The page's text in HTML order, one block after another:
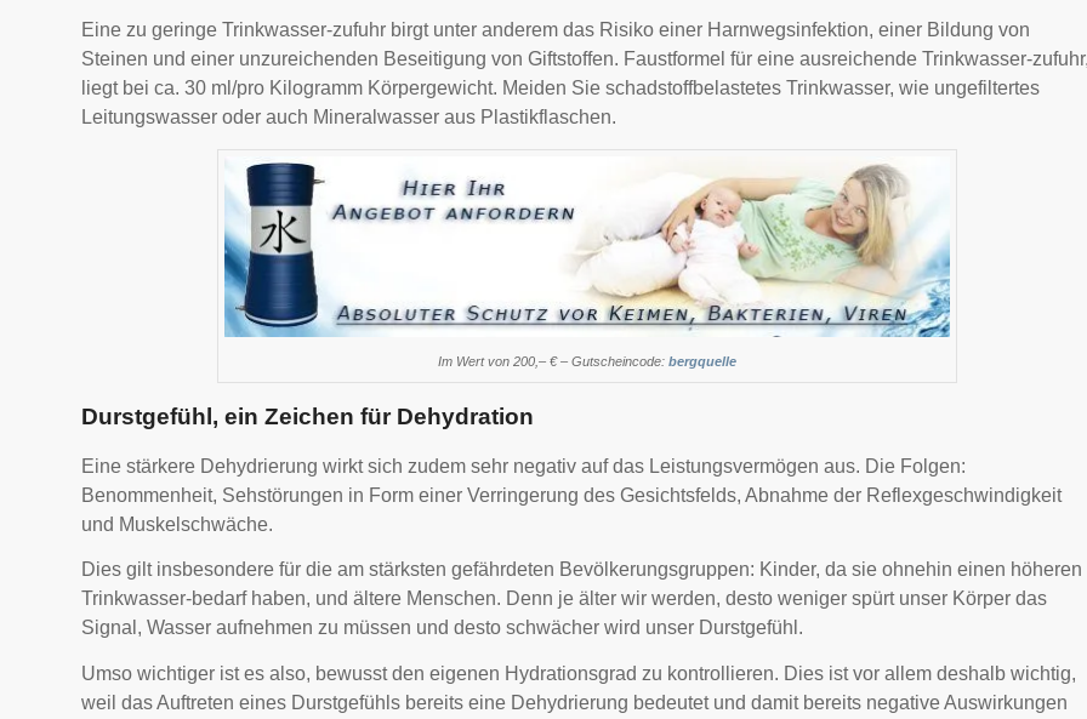
Eine zu geringe Trinkwasser-zufuhr birgt unter anderem das Risiko einer Harnwegsinfektion, einer Bildung von
Steinen und einer unzureichenden Beseitigung von Giftstoffen. Faustformel für eine ausreichende Trinkwasser-
liegt bei ca. 30 ml/pro Kilogramm Körpergewicht. Meiden Sie schadstoffbelastetes Trinkwasser, wie ungefiltertes
Leitungswasser oder auch Mineralwasser aus Plastikflaschen.
Im Wert von 200,– € – Gutscheincode: bergquelle
Durstgefühl, ein Zeichen für Dehydration
Eine stärkere Dehydrierung wirkt sich zudem sehr negativ auf das Leistungsvermögen aus. Die Folgen:
Benommenheit, Sehstörungen in Form einer Verringerung des Gesichtsfelds, Abnahme der Reflexgeschwindigkeit
und Muskelschwäche.
Dies gilt insbesondere für die am stärksten gefährdeten Bevölkerungsgruppen: Kinder, da sie ohnehin einen höheren
Trinkwasser-bedarf haben, und ältere Menschen. Denn je älter wir werden, desto weniger spürt unser Körper das
Signal, Wasser aufnehmen zu müssen und desto schwächer wird unser Durstgefühl.
Umso wichtiger ist es also, bewusst den eigenen Hydrationsgrad zu kontrollieren. Dies ist vor allem deshalb wichtig,
weil das Auftreten eines Durstgefühls bereits eine Dehydrierung bedeutet und damit bereits negative Auswirkungen